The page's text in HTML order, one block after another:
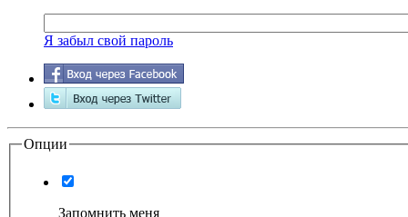
Я забыл свой пароль
Опции
Запомнить меня